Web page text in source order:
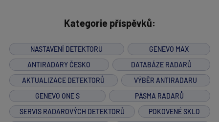
Kategorie příspěvků:
NASTAVENÍ DETEKTORU
GENEVO MAX
ANTIRADARY ČESKO
DATABÁZE RADARŮ
AKTUALIZACE DETEKTORŮ
VÝBĚR ANTIRADARU
GENEVO ONE S
PÁSMA RADARŮ
SERVIS RADAROVÝCH DETEKTORŮ
POKOVENÉ SKLO